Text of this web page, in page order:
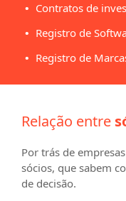
Contratos de
Registro de
Registro de
Relação entre
Por trás de
sócios, que sabem
de decisão.